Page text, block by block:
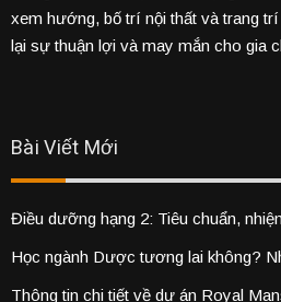
xem hướng, bố trí nội thất và trang
lại sự thuận lợi và may mắn cho gia
Bài Viết Mới
Điều dưỡng hạng 2: Tiêu chuẩn,
Học ngành Dược tương lai không?
Thông tin chi tiết về dự án Royal